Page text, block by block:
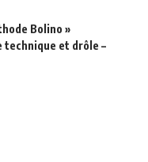
Bolino »
technique et drôle –